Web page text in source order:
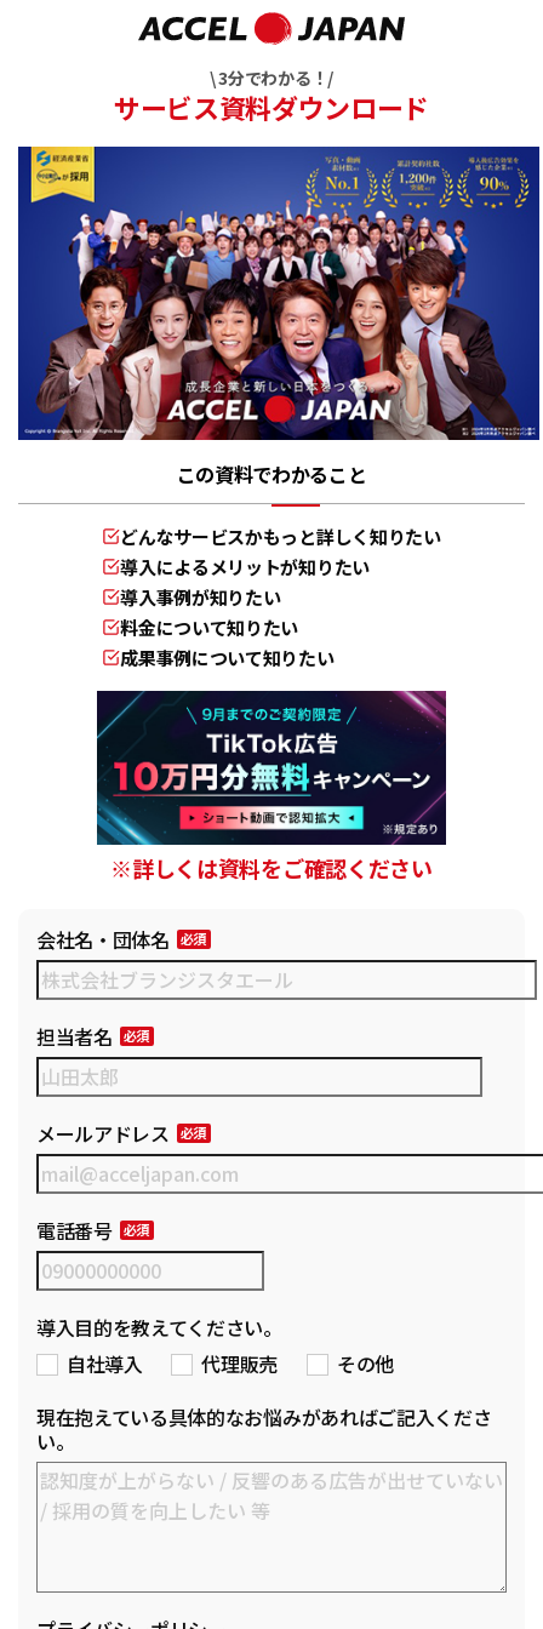
\ 3分でわかる！/
サービス資料ダウンロード
この資料でわかること
どんなサービスかもっと詳しく知りたい
導入によるメリットが知りたい
導入事例が知りたい
料金について知りたい
成果事例について知りたい
※詳しくは資料をご確認ください
会社名・団体名
担当者名
メールアドレス
電話番号
導入目的を教えてください。
自社導入
代理販売
その他
現在抱えている具体的なお悩みがあればご記入くださ
い。